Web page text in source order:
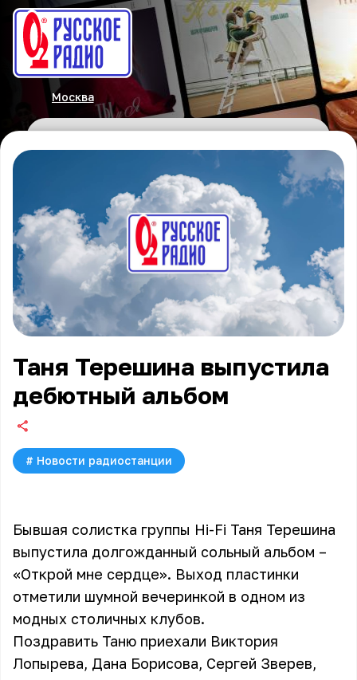
Москва
Таня Терешина выпустила
дебютный альбом
# Новости радиостанции
Бывшая солистка группы Hi-Fi Таня Терешина
выпустила долгожданный сольный альбом –
«Открой мне сердце». Выход пластинки
отметили шумной вечеринкой в одном из
модных столичных клубов.
Поздравить Таню приехали Виктория
Лопырева, Дана Борисова, Сергей Зверев,